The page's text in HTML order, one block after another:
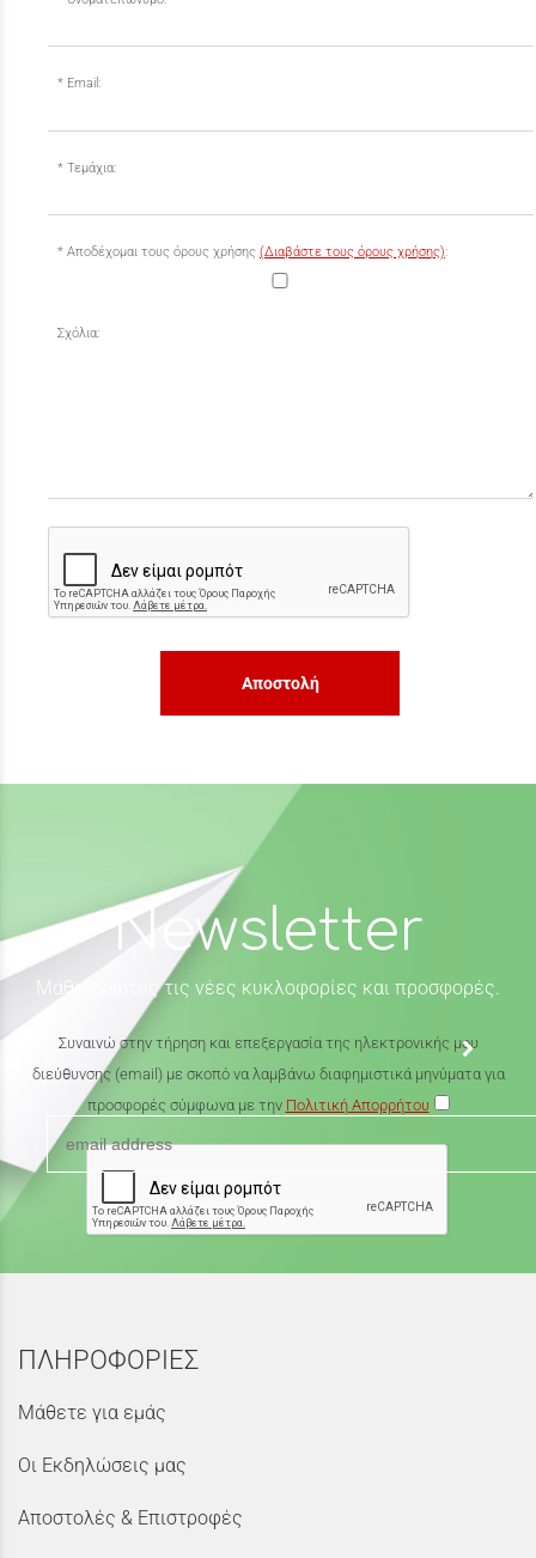
Email:
Τεμάχια:
Αποδέχομαι τους όρους χρήσης (Διαβάστε τους όρους χρήσης):
Σχόλια:
Αποστολή
Newsletter
Μάθε πρώτος τις νέες κυκλοφορίες και προσφορές.
Συναινώ στην τήρηση και επεξεργασία της ηλεκτρονικής μου
διεύθυνσης (email) με σκοπό να λαμβάνω διαφημιστικά μηνύματα για
προσφορές σύμφωνα με την Πολιτική Απορρήτου
ΠΛΗΡΟΦΟΡΙΕΣ
Μάθετε για εμάς
Οι Εκδηλώσεις μας
Αποστολές & Επιστροφές